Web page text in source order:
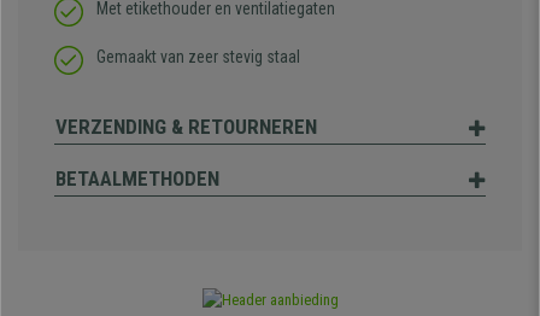
Met etikethouder en ventilatiegaten
Gemaakt van zeer stevig staal
VERZENDING & RETOURNEREN
BETAALMETHODEN